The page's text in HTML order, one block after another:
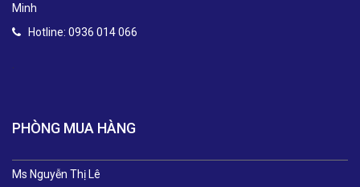
Minh
Hotline: 0936 014 066
PHÒNG MUA HÀNG
Ms Nguyễn Thị Lê